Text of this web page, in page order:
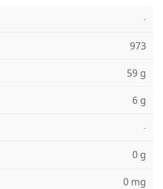
-
973
59 g
6 g
-
0 g
0 mg